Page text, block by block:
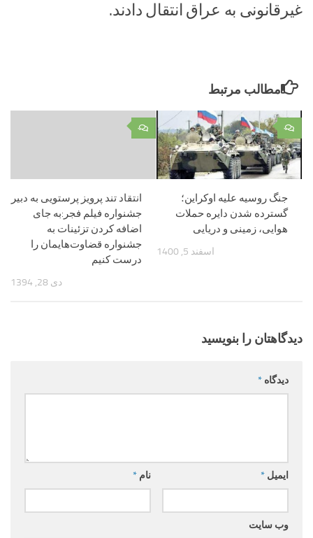
غیرقانونی به عراق انتقال دادند.
مطالب مرتبط
۰
انتقاد تند پرویز پرستویی به دبیر
جشنواره فیلم فجر:به جای
اضافه کردن تزئینات به
جشنواره قضاوت‌هایمان را
درست کنیم
دی 28, 1394
۰
جنگ روسیه علیه اوکراین؛
گسترده شدن دایره حملات
هوایی،‌ زمینی و دریایی
اسفند 5, 1400
دیدگاهتان را بنویسید
دیدگاه *
نام * ایمیل *
وب‌ سایت